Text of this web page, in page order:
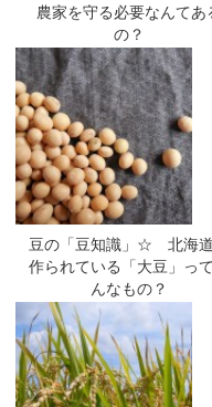
農家を守る必要なんてあ
の？
豆の「豆知識」☆ 北海
作られている「大豆」っ
んなもの？